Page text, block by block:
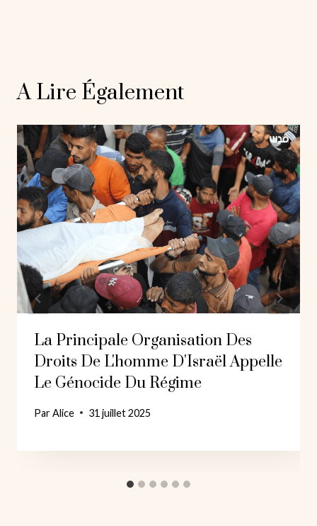
A Lire Également
La Principale Organisation Des
Droits De L'homme D'Israël Appelle
Le Génocide Du Régime
ParAlice 31 juillet 2025